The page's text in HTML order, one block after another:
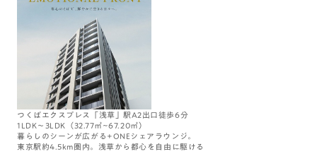
ホスピタリティ
“everyday hospitality”
つくばエクスプレス「浅草」駅A2出口徒歩6分
1LDK～3LDK（32.77㎡~67.20㎡）
暮らしのシーンが広がる+ONEシェアラウンジ。
東京駅約4.5km圏内。浅草から都心を自由に駆ける